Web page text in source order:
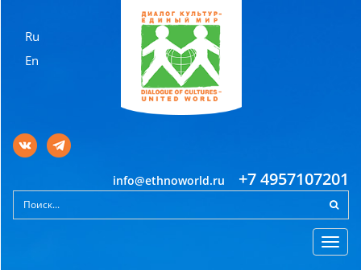
Ru
En
info@ethnoworld.ru +7 4957107201